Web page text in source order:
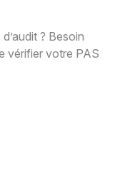
? Besoin
vérifier votre PAS